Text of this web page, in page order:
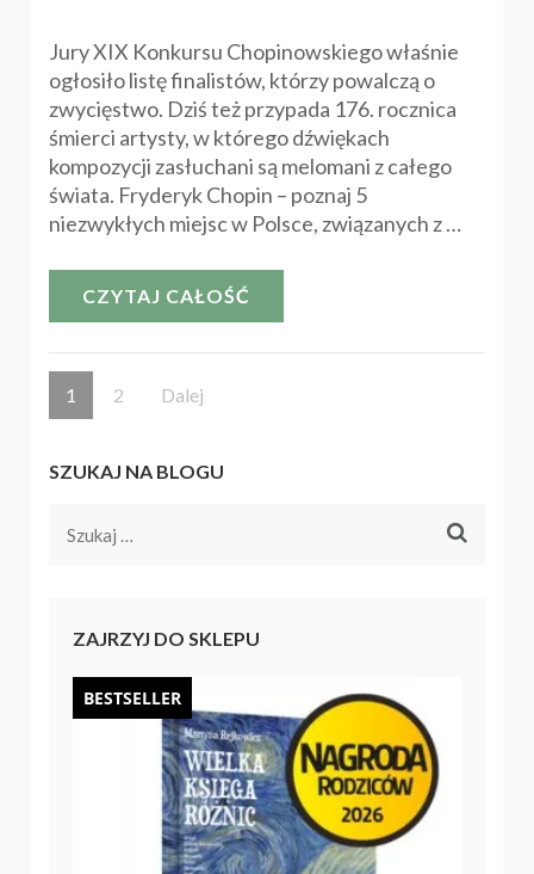
Jury XIX Konkursu Chopinowskiego właśnie
ogłosiło listę finalistów, którzy powalczą o
zwycięstwo. Dziś też przypada 176. rocznica
śmierci artysty, w którego dźwiękach
kompozycji zasłuchani są melomani z całego
świata. Fryderyk Chopin – poznaj 5
niezwykłych miejsc w Polsce, związanych z …
CZYTAJ CAŁOŚĆ
Stronicowanie
wpisów
Strona
1 Strona
2 Dalej
SZUKAJ NA BLOGU
Szukaj:
ZAJRZYJ DO SKLEPU
BESTSELLER